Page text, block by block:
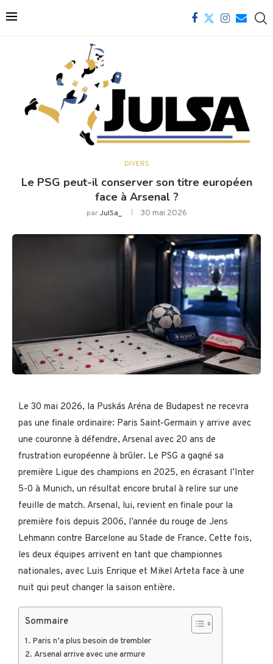
DIVERS
Le PSG peut-il conserver son titre européen
face à Arsenal ?
parJulSa_ 30 mai 2026
Le 30 mai 2026, la Puskás Aréna de Budapest ne recevra
pas une finale ordinaire: Paris Saint-Germain y arrive avec
une couronne à défendre, Arsenal avec 20 ans de
frustration européenne à brûler. Le PSG a gagné sa
première Ligue des champions en 2025, en écrasant l’Inter
5-0 à Munich, un résultat encore brutal à relire sur une
feuille de match. Arsenal, lui, revient en finale pour la
première fois depuis 2006, l’année du rouge de Jens
Lehmann contre Barcelone au Stade de France. Cette fois,
les deux équipes arrivent en tant que championnes
nationales, avec Luis Enrique et Mikel Arteta face à une
nuit qui peut changer la saison entière.
Sommaire
Paris n’a plus besoin de trembler
Arsenal arrive avec une armure